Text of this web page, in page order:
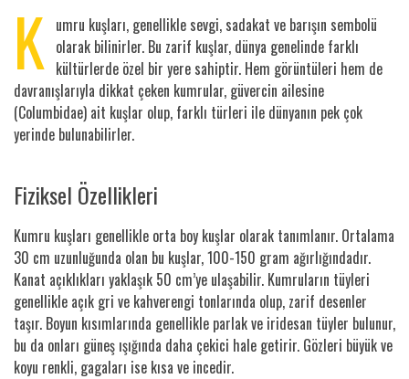
K umru kuşları, genellikle sevgi, sadakat ve barışın sembolü
olarak bilinirler. Bu zarif kuşlar, dünya genelinde farklı
kültürlerde özel bir yere sahiptir. Hem görüntüleri hem de
davranışlarıyla dikkat çeken kumrular, güvercin ailesine
(Columbidae) ait kuşlar olup, farklı türleri ile dünyanın pek çok
yerinde bulunabilirler.
Fiziksel Özellikleri
Kumru kuşları genellikle orta boy kuşlar olarak tanımlanır. Ortalama
30 cm uzunluğunda olan bu kuşlar, 100-150 gram ağırlığındadır.
Kanat açıklıkları yaklaşık 50 cm’ye ulaşabilir. Kumruların tüyleri
genellikle açık gri ve kahverengi tonlarında olup, zarif desenler
taşır. Boyun kısımlarında genellikle parlak ve iridesan tüyler bulunur,
bu da onları güneş ışığında daha çekici hale getirir. Gözleri büyük ve
koyu renkli, gagaları ise kısa ve incedir.